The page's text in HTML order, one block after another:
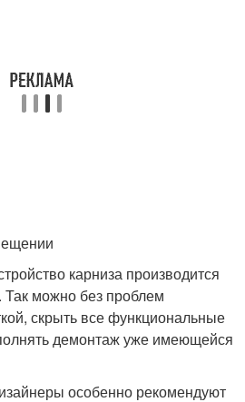
карниза производится
можно без проблем
скрыть все функциональные
демонтаж уже имеющейся
особенно рекомендуют